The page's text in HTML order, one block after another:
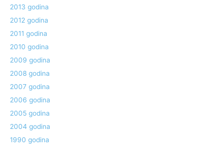
2013 godina
2012 godina
2011 godina
2010 godina
2009 godina
2008 godina
2007 godina
2006 godina
2005 godina
2004 godina
1990 godina